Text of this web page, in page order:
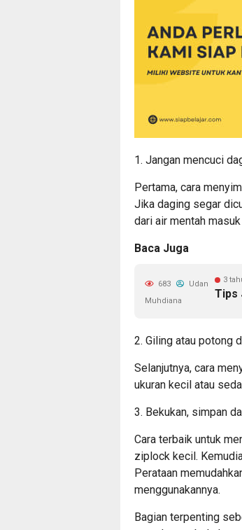
1. Jangan mencuci
Pertama, cara
Jika daging segar
dari air mentah
Baca Juga
3
Tips
683
Udan
Muhdiana
2. Giling atau potong
Selanjutnya, cara
ukuran kecil atau
3. Bekukan, simpan
Cara terbaik untuk
ziplock kecil.
Perataan
menggunakannya.
Bagian terpenting